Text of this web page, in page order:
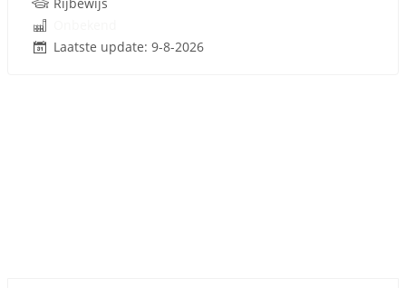
Rijbewijs
Laatste update: 9-8-2026